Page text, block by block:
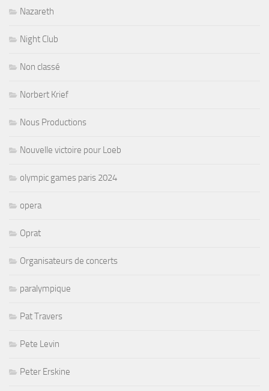
Nazareth
Night Club
Non classé
Norbert Krief
Nous Productions
Nouvelle victoire pour Loeb
olympic games paris 2024
opera
Oprat
Organisateurs de concerts
paralympique
Pat Travers
Pete Levin
Peter Erskine